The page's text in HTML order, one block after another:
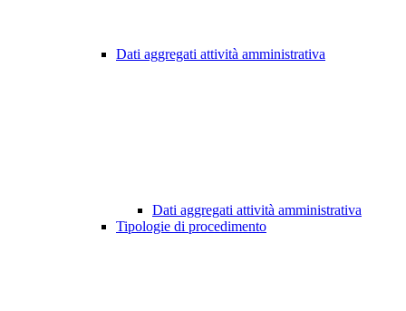
Dati aggregati attività amministrativa
Dati aggregati attività amministrativa
Tipologie di procedimento